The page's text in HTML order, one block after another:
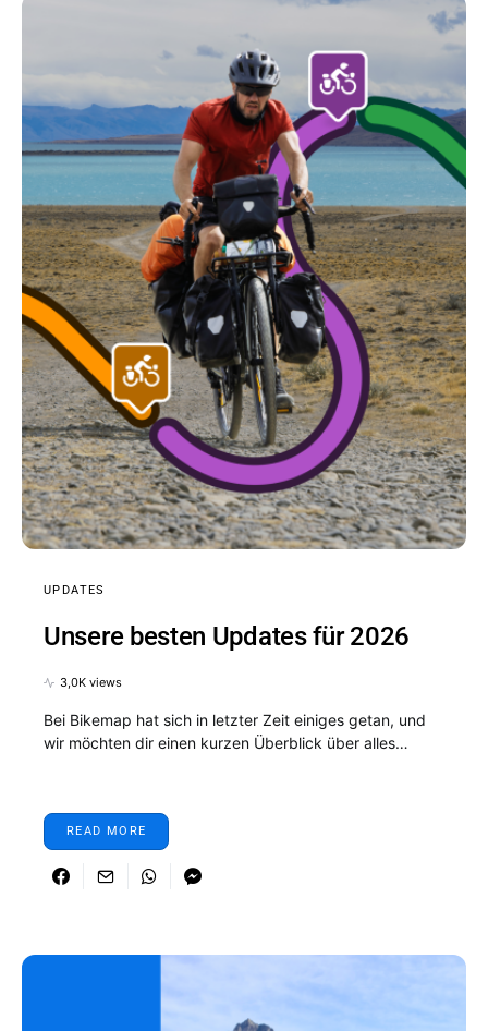
UPDATES
Unsere besten Updates für 2026
3,0K views
Bei Bikemap hat sich in letzter Zeit einiges getan, und
wir möchten dir einen kurzen Überblick über alles…
READ MORE